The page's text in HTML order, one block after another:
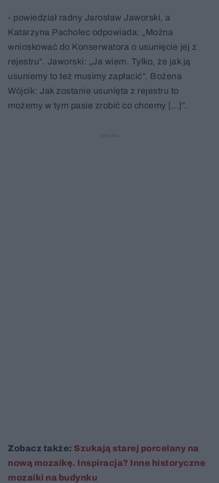
- powiedział radny Jarosław Jaworski, a
Katarzyna Pacholec odpowiada: „Można
wnioskować do Konserwatora o usunięcie jej z
rejestru”. Jaworski: „Ja wiem. Tylko, że jak ją
usuniemy to też musimy zapłacić”. Bożena
Wójcik: Jak zostanie usunięta z rejestru to
możemy w tym pasie zrobić co chcemy [...]”.
Zobacz także: Szukają starej porcelany na
nową mozaikę. Inspiracja? Inne historyczne
mozaiki na budynku